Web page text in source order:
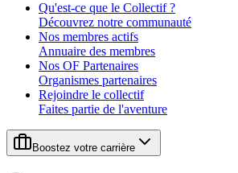
Qu'est-ce que le Collectif ?
Découvrez notre communauté
Nos membres actifs
Annuaire des membres
Nos OF Partenaires
Organismes partenaires
Rejoindre le collectif
Faites partie de l'aventure
Boostez votre carrière